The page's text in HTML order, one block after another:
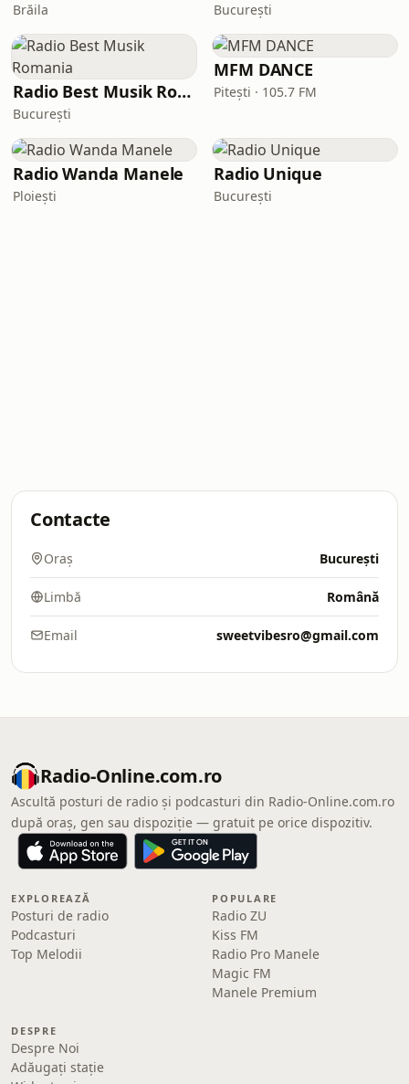
Brăila București
Radio Best Musik Romania
București
MFM DANCE
Pitești · 105.7 FM
Radio Wanda Manele
Ploiești
Radio Unique
București
Contacte
Oraș București
Limbă Română
Email sweetvibesro@gmail.com
Radio-Online.com.ro
Ascultă posturi de radio și podcasturi din Radio-Online.com.ro
după oraș, gen sau dispoziție — gratuit pe orice dispozitiv.
EXPLOREAZĂ
Posturi de radio
Podcasturi
Top Melodii
POPULARE
Radio ZU
Kiss FM
Radio Pro Manele
Magic FM
Manele Premium
DESPRE
Despre Noi
Adăugați stație